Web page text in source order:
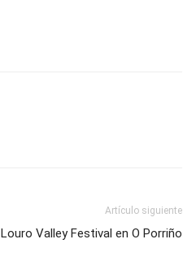
Artículo siguiente
Louro Valley Festival en O Porriño